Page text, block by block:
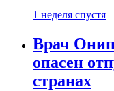
1 неделя спустя
Врач
опасен
странах